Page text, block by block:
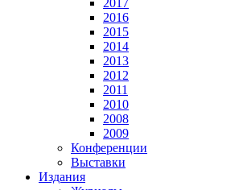
2017
2016
2015
2014
2013
2012
2011
2010
2008
2009
Конференции
Выставки
Издания